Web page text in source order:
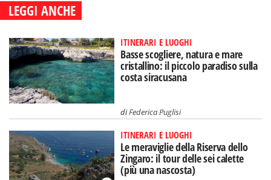
LEGGI ANCHE
ITINERARI E LUOGHI
Basse scogliere, natura e mare
cristallino: il piccolo paradiso sulla
costa siracusana
diFederica Puglisi
ITINERARI E LUOGHI
Le meraviglie della Riserva dello
Zingaro: il tour delle sei calette
(più una nascosta)